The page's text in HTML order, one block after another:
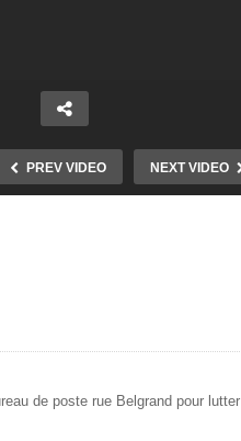
PREV VIDEO NEXT VIDEO
de poste rue Belgrand pour